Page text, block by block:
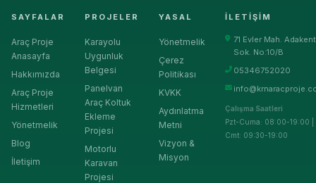
SAYFALAR
Araç Proje
Anasayfa
Hakkımızda
Araç Proje
Hizmetleri
Yönetmelik
Blog
İletişim
PROJELER
Karayolu
Uygunluk
Belgesi
Panelvan
Araç Koltuk
Ekleme
Projesi
Motorlu
Karavan
Projesi
YASAL
Yönetmelik
Çerez
Politikası
KVKK
Aydınlatma
Metni
Vizyon &
Misyon
İLETIŞIM
71 Evler Mah. Adakent
Sok. No:10/B
05346752020
Çalışma Saatleri
Pzt-Cuma: 08:00-19:00 |
Cmt: 09:30-19:00